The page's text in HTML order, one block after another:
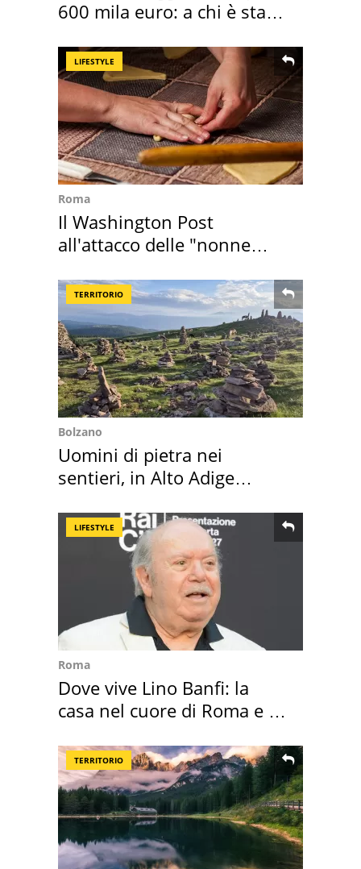
600 mila euro: a chi è stata
LIFESTYLE
Roma
Il Washington Post
all'attacco delle "nonne
TERRITORIO
Bolzano
Uomini di pietra nei
sentieri, in Alto Adige
LIFESTYLE
Roma
Dove vive Lino Banfi: la
casa nel cuore di Roma e i
TERRITORIO